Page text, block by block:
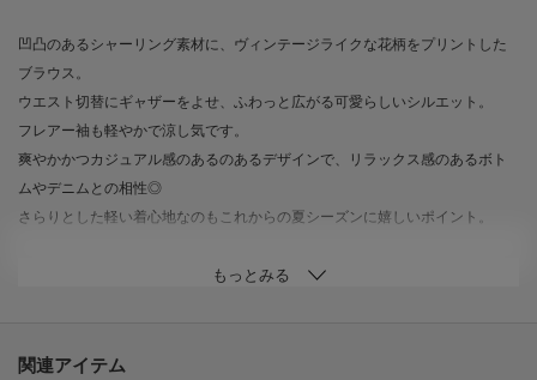
凹凸のあるシャーリング素材に、ヴィンテージライクな花柄をプリントした
ブラウス。
ウエスト切替にギャザーをよせ、ふわっと広がる可愛らしいシルエット。
フレアー袖も軽やかで涼し気です。
爽やかかつカジュアル感のあるのあるデザインで、リラックス感のあるボト
ムやデニムとの相性◎
さらりとした軽い着心地なのもこれからの夏シーズンに嬉しいポイント。
関連アイテム